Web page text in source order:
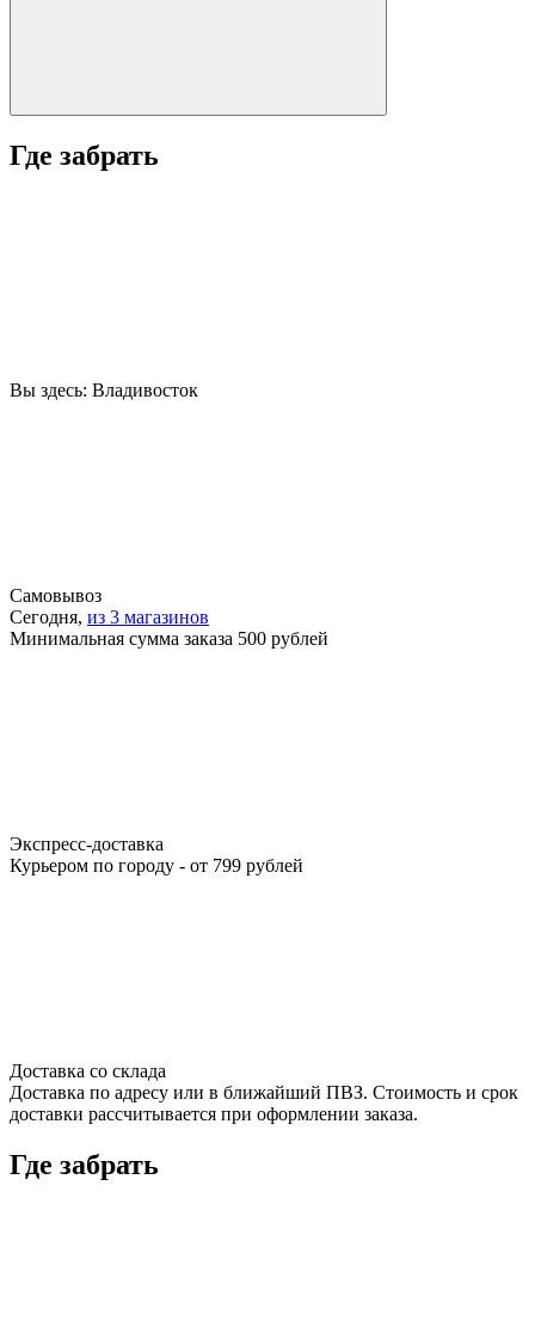
Где забрать
Вы здесь: Владивосток
Самовывоз
Сегодня, из 3 магазинов
Минимальная сумма заказа 500 рублей
Экспресс-доставка
Курьером по городу - от 799 рублей
Доставка со склада
Доставка по адресу или в ближайший ПВЗ. Стоимость и срок
доставки рассчитывается при оформлении заказа.
Где забрать